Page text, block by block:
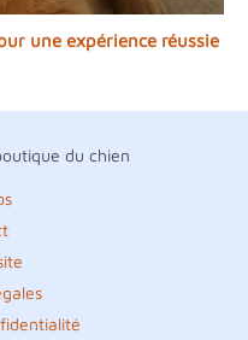
une expérience réussie
du chien